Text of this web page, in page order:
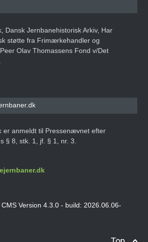
ARTIKELDen 8. maj 2025
Dansk Jernbanehistorisk Arkiv, Har
støtte fra Frimærkehandler og
Olav Thomassens Fond v/Det
er anmeldt til Pressenævnet efter
§ 8, stk. 1, jf. § 1, nr. 3.
Version 4.3.0 - build: 2026.06.06-